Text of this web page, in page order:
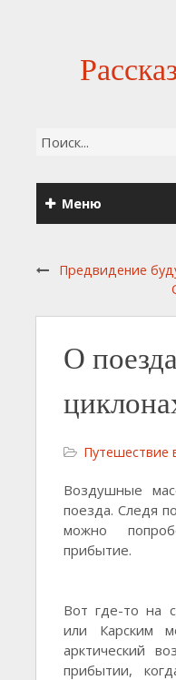
Меню
Предвидение
О
Путешествие
Воздушные
поезда. Следя
можно
прибытие.
Вот где-то на
или Карским
арктический
прибытии,